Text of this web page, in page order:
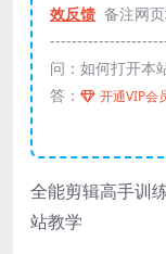
效反馈 备注网
问：如何打开本
答：
开通VIP会
全能剪辑高手训
站教学